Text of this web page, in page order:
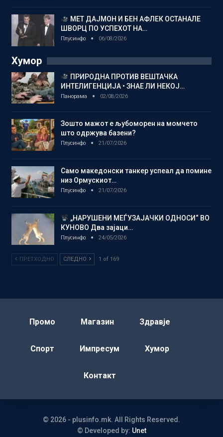
МЕТ ДАЈМОН И БЕН АФЛЕК ОСТАНАЛЕ
ШВОРЦ ПО УСПЕХОТ НА…
Плусинфо 06/08/2026
Хумор
ПРИРОДНА ПРОТИВ ВЕШТАЧКА
ИНТЕЛИГЕНЦИЈА • ЗНАЕ ЛИ НЕКОЈ…
Панорама 02/08/2026
Зошто мажот е љубоморен на момчето
што одржува базени?
Плусинфо 21/07/2026
Само македонски танкер успеал да помине
низ Ормускиот…
Плусинфо 21/07/2026
„НАРУШЕНИ МЕЃУЗАЈАЧКИ ОДНОСИ“ ВО
КУНОВО Два зајаци…
Плусинфо 24/05/2026
ПРЕТХОДНО СЛЕДНО 1 of 169
Промо Магазин Здравје
Спорт Импресум Хумор
Контакт
© 2026 - plusinfo.mk. All Rights Reserved.
© Developed by: Unet